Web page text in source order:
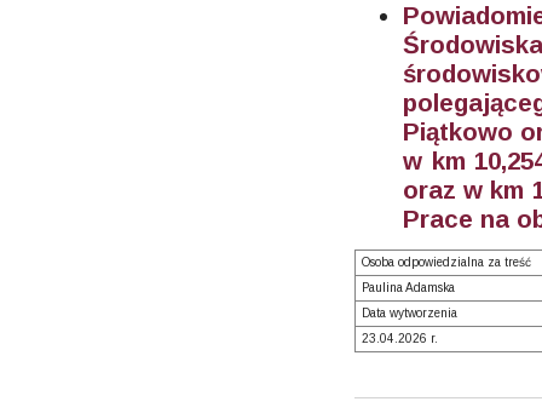
Piątkowo
w km
oraz w km
Prace na
Osoba odpowiedzialna za treść
Paulina Adamska
Data wytworzenia
23.04.2026 r.